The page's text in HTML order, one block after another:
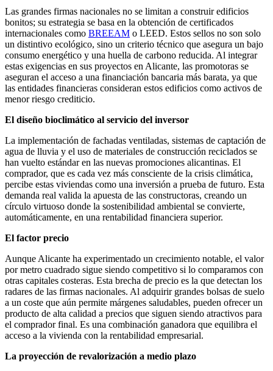
Las grandes firmas nacionales no se limitan a construir edificios
bonitos; su estrategia se basa en la obtención de certificados
internacionales como BREEAM o LEED. Estos sellos no son solo
un distintivo ecológico, sino un criterio técnico que asegura un bajo
consumo energético y una huella de carbono reducida. Al integrar
estas exigencias en sus proyectos en Alicante, las promotoras se
aseguran el acceso a una financiación bancaria más barata, ya que
las entidades financieras consideran estos edificios como activos de
menor riesgo crediticio.
El diseño bioclimático al servicio del inversor
La implementación de fachadas ventiladas, sistemas de captación de
agua de lluvia y el uso de materiales de construcción reciclados se
han vuelto estándar en las nuevas promociones alicantinas. El
comprador, que es cada vez más consciente de la crisis climática,
percibe estas viviendas como una inversión a prueba de futuro. Esta
demanda real valida la apuesta de las constructoras, creando un
círculo virtuoso donde la sostenibilidad ambiental se convierte,
automáticamente, en una rentabilidad financiera superior.
El factor precio
Aunque Alicante ha experimentado un crecimiento notable, el valor
por metro cuadrado sigue siendo competitivo si lo comparamos con
otras capitales costeras. Esta brecha de precio es la que detectan los
radares de las firmas nacionales. Al adquirir grandes bolsas de suelo
a un coste que aún permite márgenes saludables, pueden ofrecer un
producto de alta calidad a precios que siguen siendo atractivos para
el comprador final. Es una combinación ganadora que equilibra el
acceso a la vivienda con la rentabilidad empresarial.
La proyección de revalorización a medio plazo